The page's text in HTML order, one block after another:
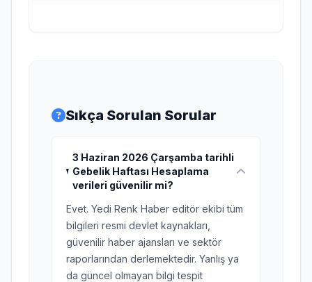
Sıkça Sorulan Sorular
3 Haziran 2026 Çarşamba tarihli
Gebelik Haftası Hesaplama
verileri güvenilir mi?
Evet. Yedi Renk Haber editör ekibi tüm
bilgileri resmi devlet kaynakları,
güvenilir haber ajansları ve sektör
raporlarından derlemektedir. Yanlış ya
da güncel olmayan bilgi tespit